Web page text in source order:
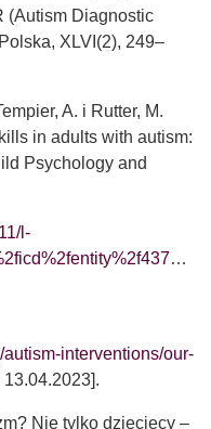
(Autism Diagnostic
XLVI(2), 249–
A. i Rutter, M.
in adults with autism:
Psychology and
l-
interventions/our-
13.04.2023].
Nie tylko dziecięcy –